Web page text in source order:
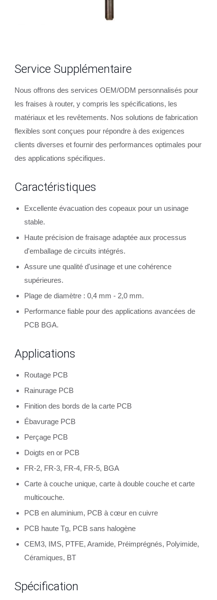
Service Supplémentaire
Nous offrons des services OEM/ODM personnalisés pour
les fraises à router, y compris les spécifications, les
matériaux et les revêtements. Nos solutions de fabrication
flexibles sont conçues pour répondre à des exigences
clients diverses et fournir des performances optimales pour
des applications spécifiques.
Caractéristiques
Excellente évacuation des copeaux pour un usinage
stable.
Haute précision de fraisage adaptée aux processus
d'emballage de circuits intégrés.
Assure une qualité d'usinage et une cohérence
supérieures.
Plage de diamètre : 0,4 mm - 2,0 mm.
Performance fiable pour des applications avancées de
PCB BGA.
Applications
Routage PCB
Rainurage PCB
Finition des bords de la carte PCB
Ébavurage PCB
Perçage PCB
Doigts en or PCB
FR-2, FR-3, FR-4, FR-5, BGA
Carte à couche unique, carte à double couche et carte
multicouche.
PCB en aluminium, PCB à cœur en cuivre
PCB haute Tg, PCB sans halogène
CEM3, IMS, PTFE, Aramide, Préimprégnés, Polyimide,
Céramiques, BT
Spécification